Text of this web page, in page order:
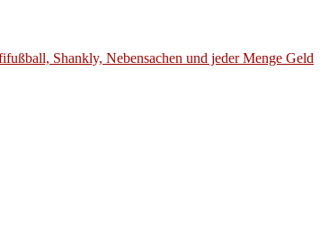
Shankly, Nebensachen und jeder Menge Geld